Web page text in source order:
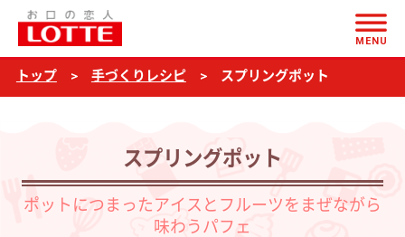
ス
プ
リ
ポ
ッ
MENU
トップ 手づくりレシピ スプリングポット
スプリングポット
ポットにつまったアイスとフルーツをまぜながら
味わうパフェ